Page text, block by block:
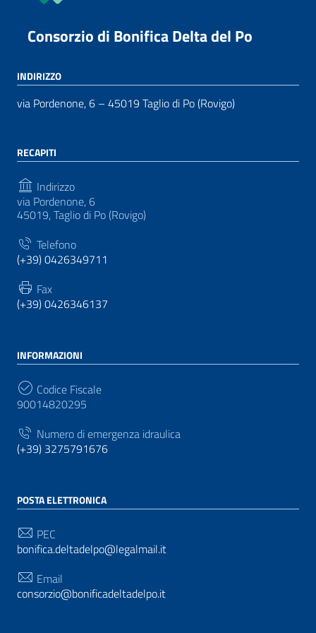
Consorzio di Bonifica Delta del Po
INDIRIZZO
via Pordenone, 6 – 45019 Taglio di Po (Rovigo)
RECAPITI
Indirizzo
via Pordenone, 6
45019, Taglio di Po (Rovigo)
Telefono
(+39) 0426349711
Fax
(+39) 0426346137
INFORMAZIONI
Codice Fiscale
90014820295
Numero di emergenza idraulica
(+39) 3275791676
POSTA ELETTRONICA
PEC
bonifica.deltadelpo@legalmail.it
Email
consorzio@bonificadeltadelpo.it